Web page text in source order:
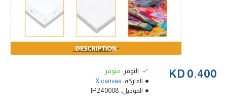
0.400 KD التوفر: متوفر
الماركة: X canvas
الموديل: IP240008